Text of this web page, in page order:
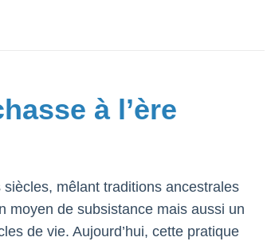
à l’ère
mêlant traditions ancestrales
moyen de subsistance mais aussi un
de vie. Aujourd’hui, cette pratique